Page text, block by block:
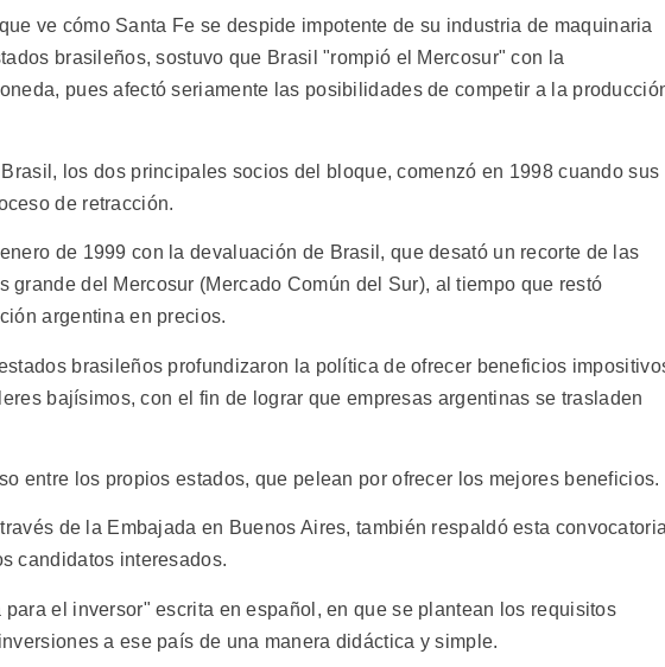
ve cómo Santa Fe se despide impotente de su industria de maquinaria
brasileños, sostuvo que Brasil "rompió el Mercosur" con la
pues afectó seriamente las posibilidades de competir a la
los dos principales socios del bloque, comenzó en 1998 cuando sus
de retracción.
de 1999 con la devaluación de Brasil, que desató un recorte de las
grande del Mercosur (Mercado Común del Sur), al tiempo que restó
argentina en precios.
brasileños profundizaron la política de ofrecer beneficios
bajísimos, con el fin de lograr que empresas argentinas se trasladen
entre los propios estados, que pelean por ofrecer los mejores beneficios.
de la Embajada en Buenos Aires, también respaldó esta
candidatos interesados.
para el inversor" escrita en español, en que se plantean los requisitos
a ese país de una manera didáctica y simple.